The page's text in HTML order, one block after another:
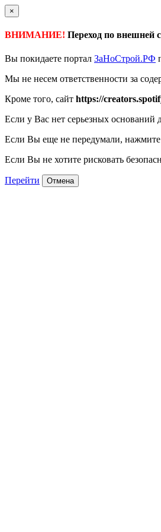
×
ВНИМАНИЕ! Переход по внешней
Вы покидаете портал ЗаНоСтрой.РФ
Мы не несем ответственности за
Кроме того, сайт https://
Если у Вас нет серьезных оснований
Если Вы еще не передумали,
Если Вы не хотите рисковать
Перейти Отмена